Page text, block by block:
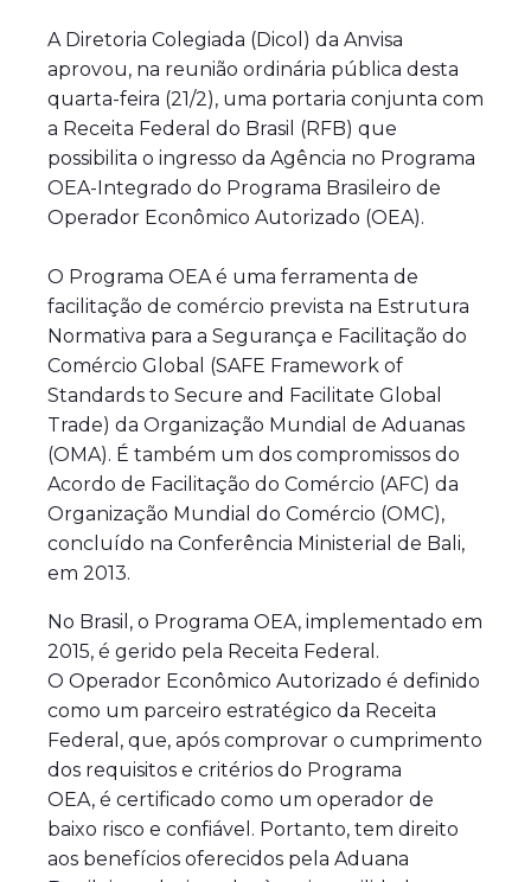
A Diretoria Colegiada (Dicol) da Anvisa
aprovou, na reunião ordinária pública desta
quarta-feira (21/2), uma portaria conjunta com
a Receita Federal do Brasil (RFB) que
possibilita o ingresso da Agência no Programa
OEA-Integrado do Programa Brasileiro de
Operador Econômico Autorizado (OEA).
O Programa OEA é uma ferramenta de
facilitação de comércio prevista na Estrutura
Normativa para a Segurança e Facilitação do
Comércio Global (SAFE Framework of
Standards to Secure and Facilitate Global
Trade) da Organização Mundial de Aduanas
(OMA). É também um dos compromissos do
Acordo de Facilitação do Comércio (AFC) da
Organização Mundial do Comércio (OMC),
concluído na Conferência Ministerial de Bali,
em 2013.
No Brasil, o Programa OEA, implementado em
2015, é gerido pela Receita Federal.
O Operador Econômico Autorizado é definido
como um parceiro estratégico da Receita
Federal, que, após comprovar o cumprimento
dos requisitos e critérios do Programa
OEA, é certificado como um operador de
baixo risco e confiável. Portanto, tem direito
aos benefícios oferecidos pela Aduana